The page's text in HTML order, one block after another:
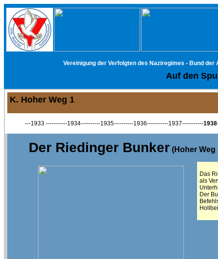
Vereinigung der Verfolgten des Naziregimes - Bund
Auf den
K. Hoher Weg 1
---1933 -----------1934----------1935----------1936-----------1937-----------1938
Der Riedinger Bunker (Hoher Weg
Das
als
Der